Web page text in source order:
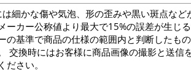
細かな傷や気泡、形の歪みや黒い斑点など
ーカー公称値より最大で15%の誤差が生じ
の基準で商品の仕様の範囲内と判断したも
交換時にはお客様に商品画像の撮影と送信
さい。